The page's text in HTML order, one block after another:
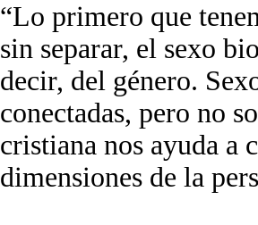
“Lo primero que
sin separar, el sexo
decir, del género.
conectadas, pero no
cristiana nos ayuda a
dimensiones de la